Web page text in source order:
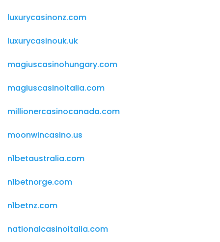
luxurycasinonz.com
luxurycasinouk.uk
magiuscasinohungary.com
magiuscasinoitalia.com
millionercasinocanada.com
moonwincasino.us
n1betaustralia.com
n1betnorge.com
n1betnz.com
nationalcasinoitalia.com